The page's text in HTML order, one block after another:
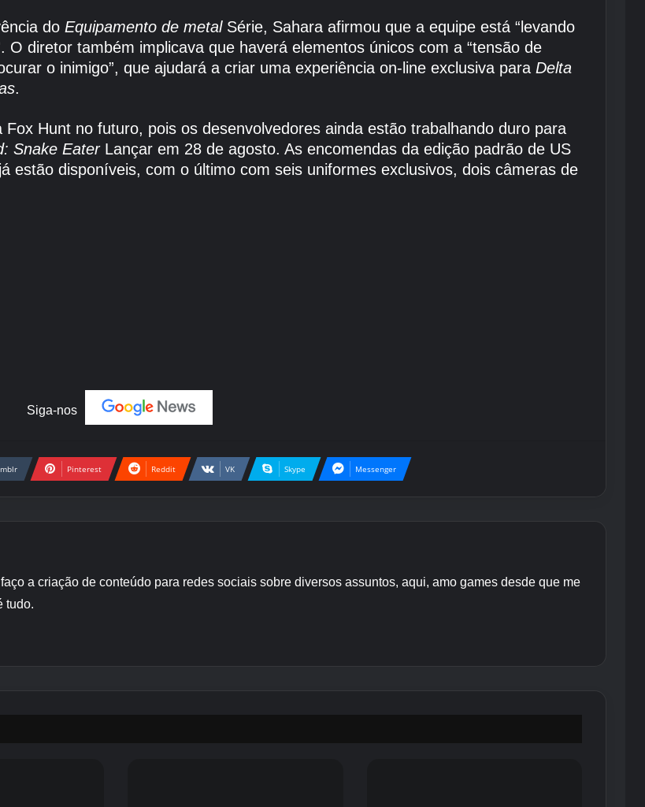
do Equipamento de metalSérie, Sahara afirmou que a equipe está “levando
diretor também implicava que haverá elementos únicos com a “tensão de
o inimigo”, que ajudará a criar uma experiência on-line exclusiva para Delta
.
Hunt no futuro, pois os desenvolvedores ainda estão trabalhando duro para
Snake EaterLançar em 28 de agosto. As encomendas da edição padrão de US
estão disponíveis, com o último com seis uniformes exclusivos, dois câmeras de
Siga-nos
Pinterest Reddit VK Skype Messenger
a criação de conteúdo para redes sociais sobre diversos assuntos, aqui, amo games desde que me
tudo.